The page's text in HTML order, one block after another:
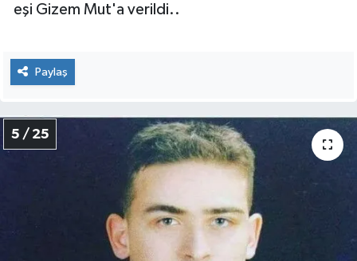
eşi Gizem Mut'a verildi..
Paylaş
5 / 25